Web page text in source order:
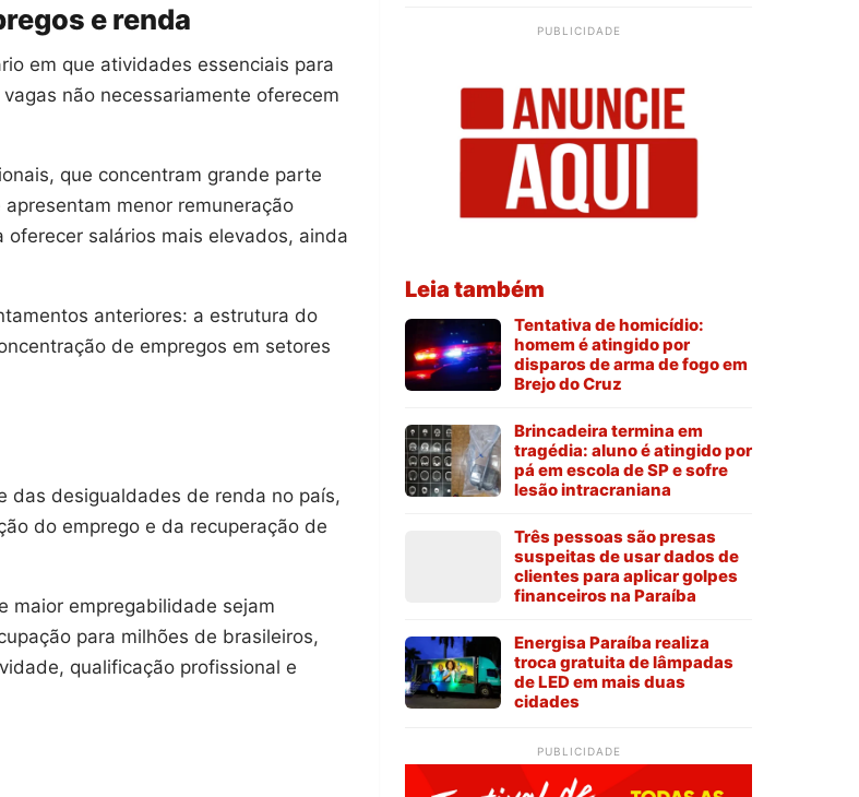
e renda
em que atividades essenciais para
não necessariamente oferecem
que concentram grande parte
menor remuneração
salários mais elevados, ainda
anteriores: a estrutura do
de empregos em setores
das desigualdades de renda no país,
do emprego e da recuperação de
maior empregabilidade sejam
para milhões de brasileiros,
qualificação profissional e
PUBLICIDADE
Leia também
Tentativa de homicídio:
homem é atingido por
disparos de arma de fogo em
Brejo do Cruz
Brincadeira termina em
tragédia: aluno é atingido por
pá em escola de SP e sofre
lesão intracraniana
Três pessoas são presas
suspeitas de usar dados de
clientes para aplicar golpes
financeiros na Paraíba
Energisa Paraíba realiza
troca gratuita de lâmpadas
de LED em mais duas
cidades
PUBLICIDADE